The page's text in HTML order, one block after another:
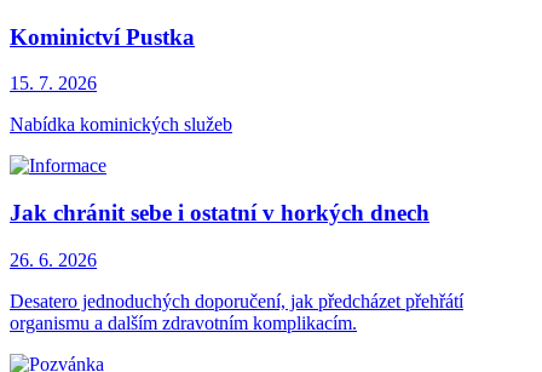
Kominictví Pustka
15. 7. 2026
Nabídka kominických služeb
Jak chránit sebe i ostatní v horkých dnech
26. 6. 2026
Desatero jednoduchých doporučení, jak předcházet přehřátí
organismu a dalším zdravotním komplikacím.